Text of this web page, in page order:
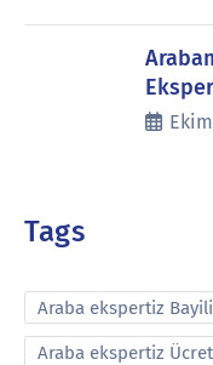
Tags
Araba ekspertiz
Araba ekspertiz